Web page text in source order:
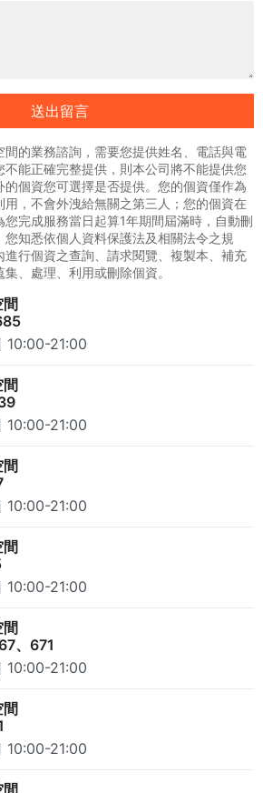
送出留言
的業務諮詢，需要您提供姓名、電話與電
能正確完整提供，則本公司將不能提供您
的個資您可選擇是否提供。您的個資僅作為
，不會外洩給無關之第三人；您的個資在
完成服務當日起算1年期間屆滿時，自動刪
知悉依個人資料保護法及相關法令之規
進行個資之查詢、請求閱覽、複製本、補充
、處理、利用或刪除個資。
10:00-21:00
10:00-21:00
10:00-21:00
10:00-21:00
、671
10:00-21:00
10:00-21:00